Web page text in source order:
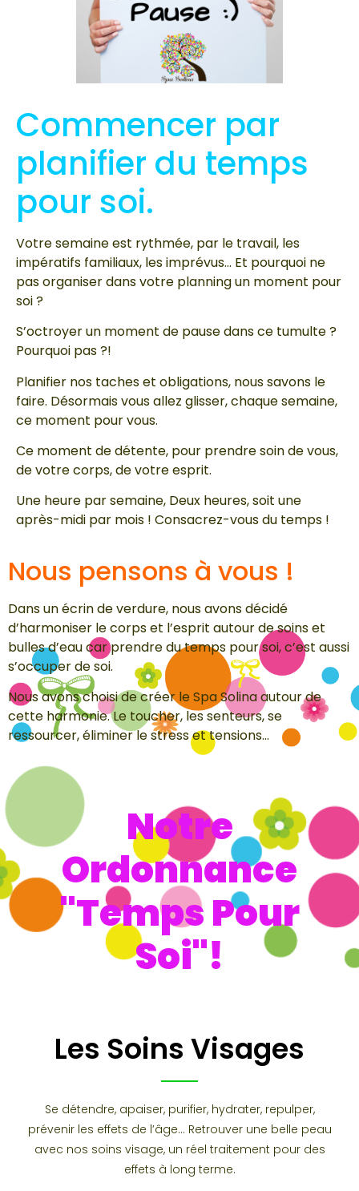
Commencer par
planifier du temps
pour soi.
Votre semaine est rythmée, par le travail, les
impératifs familiaux, les imprévus… Et pourquoi ne
pas organiser dans votre planning un moment pour
soi ?
S’octroyer un moment de pause dans ce tumulte ?
Pourquoi pas ?!
Planifier nos taches et obligations, nous savons le
faire. Désormais vous allez glisser, chaque semaine,
ce moment pour vous.
Ce moment de détente, pour prendre soin de vous,
de votre corps, de votre esprit.
Une heure par semaine, Deux heures, soit une
après-midi par mois ! Consacrez-vous du temps !
Nous pensons à vous !
Dans un écrin de verdure, nous avons décidé
d’harmoniser le corps et l’esprit autour de soins et
bulles d’eau car prendre du temps pour soi, c’est aussi
s’occuper de soi.
Nous avons choisi de créer le Spa Solina autour de
cette harmonie. Le toucher, les senteurs, se
ressourcer, éliminer le stress et tensions…
Notre
Ordonnance
"Temps Pour
Soi"!
Les Soins Visages
Se détendre, apaiser, purifier, hydrater, repulper,
prévenir les effets de l’âge… Retrouver une belle peau
avec nos soins visage, un réel traitement pour des
effets à long terme.